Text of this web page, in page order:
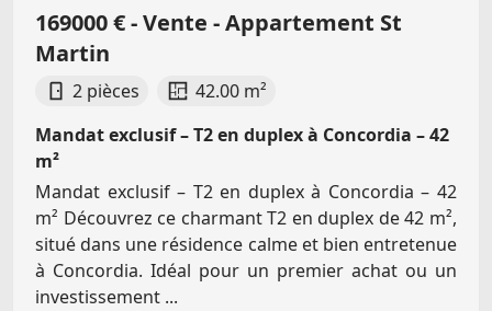
169000 € - Vente - Appartement St
Martin
2 pièces
42.00 m²
Mandat exclusif – T2 en duplex à Concordia – 42
m²
Mandat exclusif – T2 en duplex à Concordia – 42
m² Découvrez ce charmant T2 en duplex de 42 m²,
situé dans une résidence calme et bien entretenue
à Concordia. Idéal pour un premier achat ou un
investissement ...